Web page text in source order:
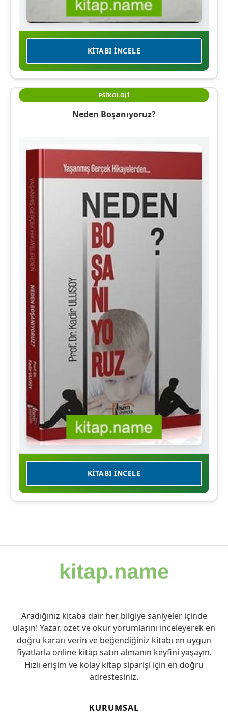
KITABI İNCELE
PSIKOLOJI
Neden Boşanıyoruz?
KITABI İNCELE
Aradığınız kitaba dair her bilgiye saniyeler içinde
ulaşın! Yazar, özet ve okur yorumlarını inceleyerek en
doğru kararı verin ve beğendiğiniz kitabı en uygun
fiyatlarla online kitap satın almanın keyfini yaşayın.
Hızlı erişim ve kolay kitap siparişi için en doğru
adrestesiniz.
KURUMSAL